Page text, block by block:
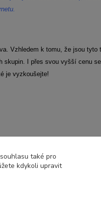
Vzhledem k tomu, že jsou tyto
I přes svou vyšší cenu
je vyzkoušejte!
také pro
kdykoli upravit